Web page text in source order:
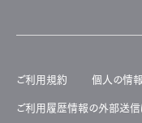
ご利用規約 個人の情
ご利用履歴情報の外部送信